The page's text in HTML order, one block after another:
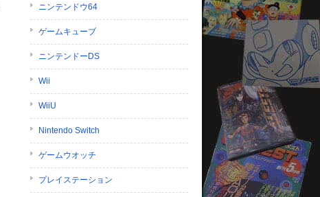
ニンテンドウ64
ゲームキューブ
ニンテンドーDS
Wii
WiiU
Nintendo Switch
ゲームウオッチ
プレイステーション